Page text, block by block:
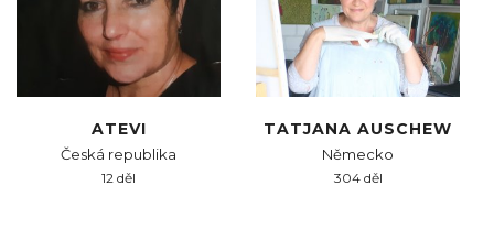
ATEVI
Česká republika
12 děl
TATJANA AUSCHEW
Německo
304 děl